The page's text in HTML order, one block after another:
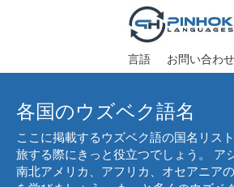
言語 お問い合わせ
各国のウズベク語名
ここに掲載するウズベク語の国名リス
旅する際にきっと役立つでしょう。 ア
南北アメリカ、アフリカ、オセアニア